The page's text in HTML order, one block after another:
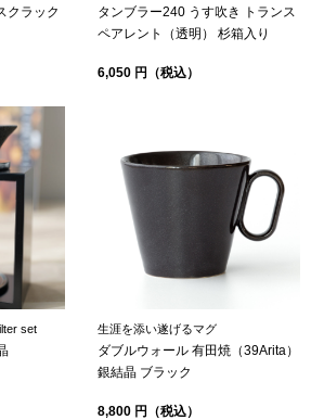
クラック
タンブラー240 うす吹き トランス
ペアレント（透明） 杉箱入り
6,050 円（税込）
set 生涯を添い遂げるマグ
ダブルウォール 有田焼（39Arita）
銀結晶 ブラック
8,800 円（税込）